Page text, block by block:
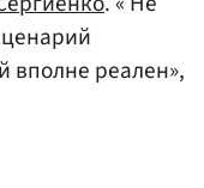
вполне реален»,